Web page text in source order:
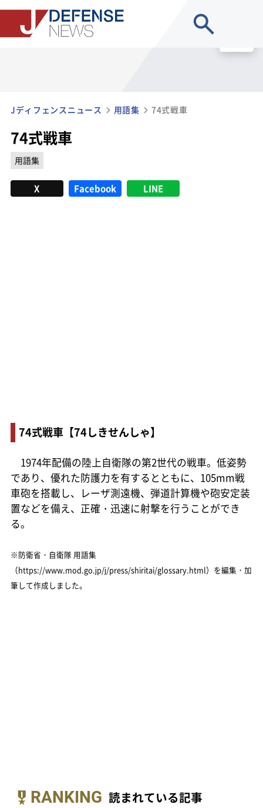
Jディフェンスニュース 用語集 74式戦車
74式戦車
用語集
X Facebook LINE
74式戦車【74しきせんしゃ】
1974年配備の陸上自衛隊の第2世代の戦車。低姿勢
であり、優れた防護力を有するとともに、105mm戦
車砲を搭載し、レーザ測遠機、弾道計算機や砲安定装
置などを備え、正確・迅速に射撃を行うことができ
る。
※防衛省・自衛隊 用語集
（https://www.mod.go.jp/j/press/shiritai/glossary.html）を編集・加
筆して作成しました。
RANKING 読まれている記事